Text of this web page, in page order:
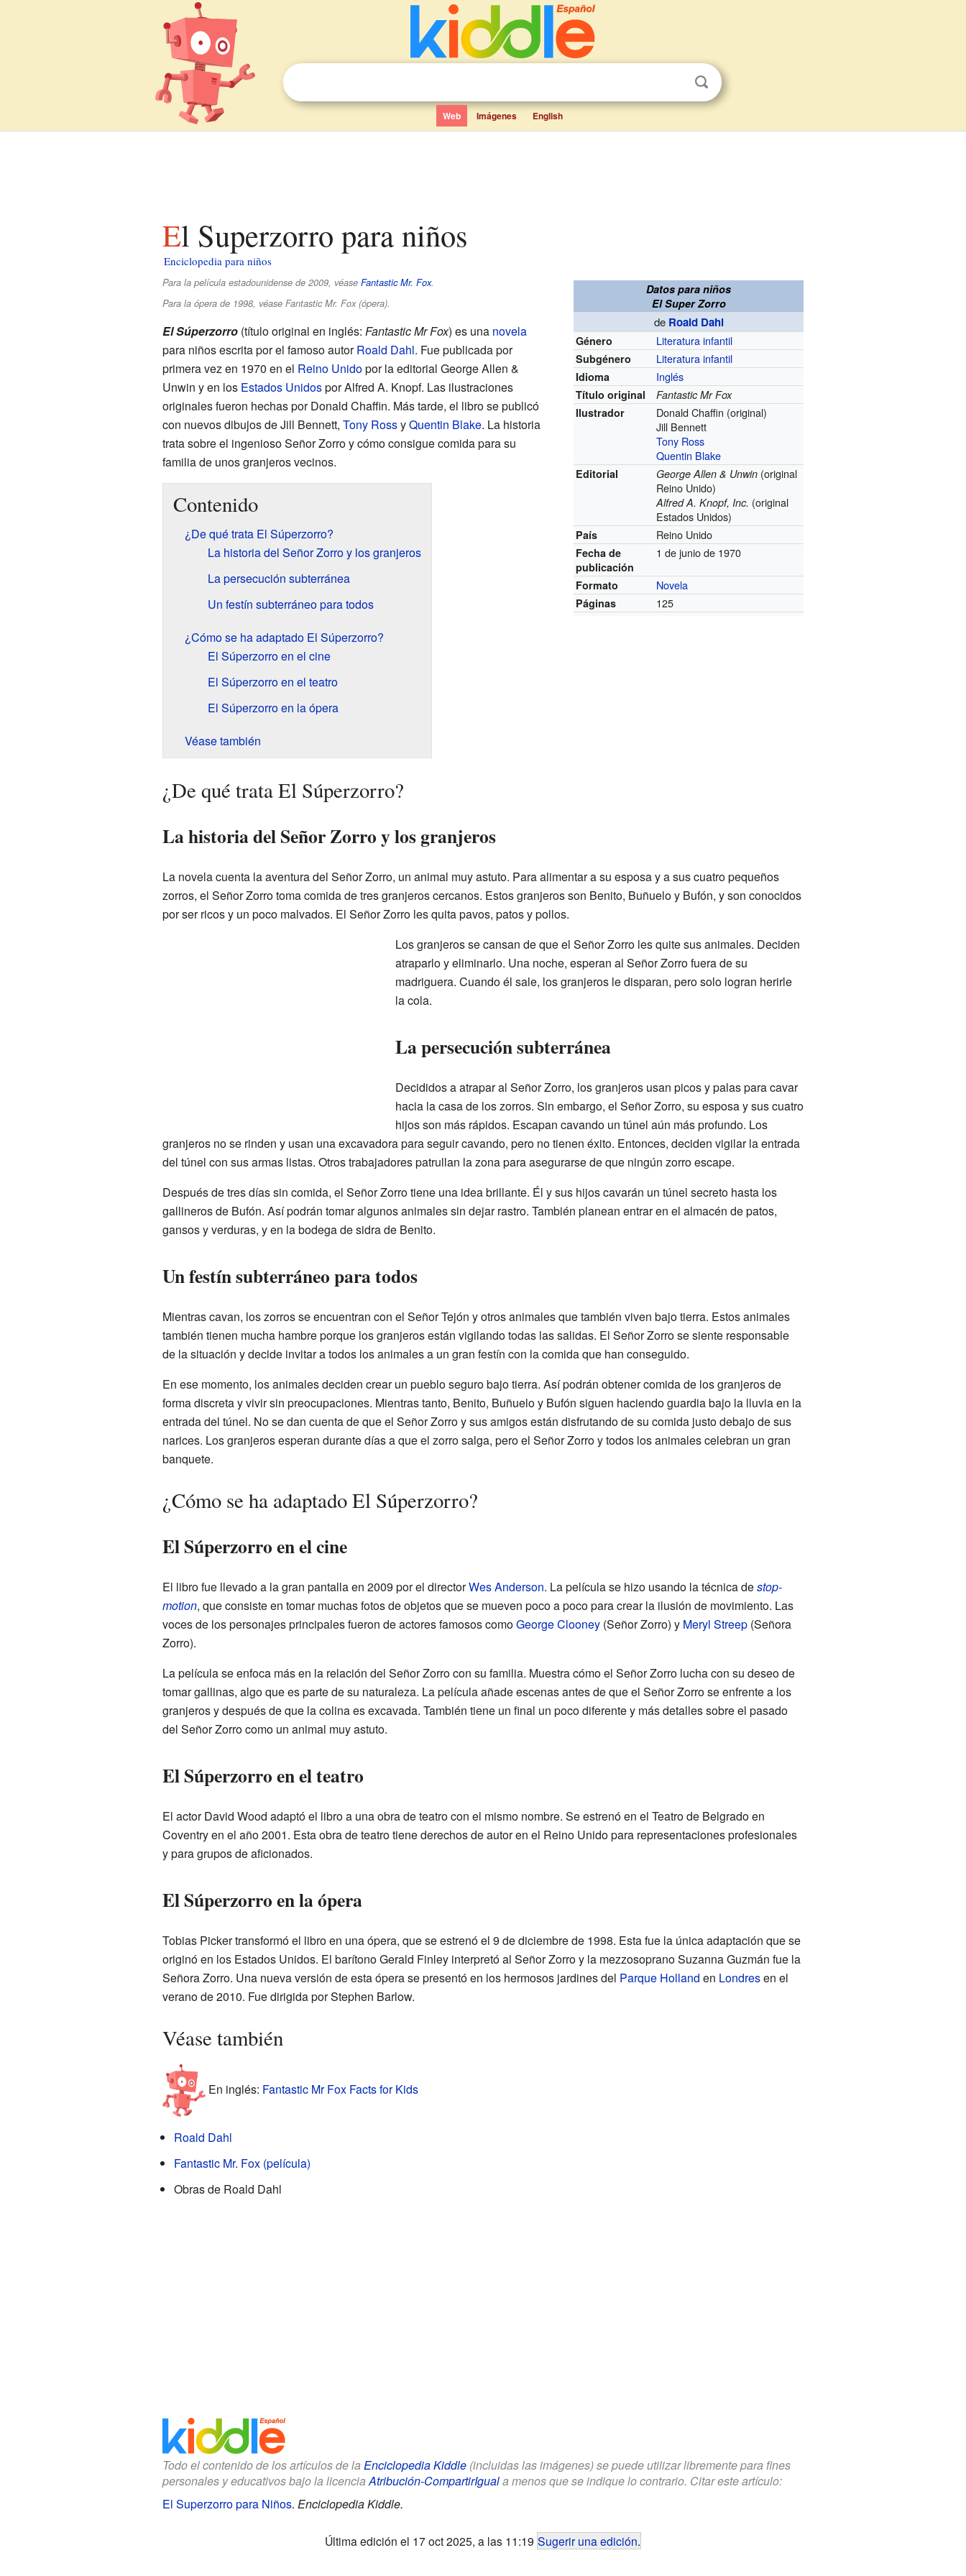
Web Imágenes English
El Superzorro para niños
Enciclopedia para niños
Datos para niños
El Super Zorro
de Roald Dahl
Género Literatura infantil
Subgénero Literatura infantil
Idioma Inglés
Título original
Fantastic Mr Fox
Ilustrador
Donald Chaffin (original)
Jill Bennett
Tony Ross
Quentin Blake
Editorial George Allen & Unwin (original
Reino Unido)
Alfred A. Knopf, Inc. (original
Estados Unidos)
País Reino Unido
Fecha de
publicación
1 de junio de 1970
Formato Novela
Páginas 125
Para la película estadounidense de 2009, véase Fantastic Mr. Fox.
Para la ópera de 1998, véase Fantastic Mr. Fox (ópera).
El Súperzorro(título original en inglés: Fantastic Mr Fox) es una novela
para niños escrita por el famoso autorRoald Dahl. Fue publicada por
primera vez en 1970 en el Reino Unidopor la editorial George Allen &
Unwin y en los Estados Unidospor Alfred A. Knopf. Las ilustraciones
originales fueron hechas por Donald Chaffin. Más tarde, el libro se publicó
con nuevos dibujos de Jill Bennett, Tony RossyQuentin Blake. La historia
trata sobre el ingenioso Señor Zorro y cómo consigue comida para su
familia de unos granjeros vecinos.
Contenido
¿De qué trata El Súperzorro?
La historia del Señor Zorro y los granjeros
La persecución subterránea
Un festín subterráneo para todos
¿Cómo se ha adaptado El Súperzorro?
El Súperzorro en el cine
El Súperzorro en el teatro
El Súperzorro en la ópera
Véase también
¿De qué trata El Súperzorro?
La historia del Señor Zorro y los granjeros
La novela cuenta la aventura del Señor Zorro, un animal muy astuto. Para alimentar a su esposa y a sus cuatro pequeños
zorros, el Señor Zorro toma comida de tres granjeros cercanos. Estos granjeros son Benito, Buñuelo y Bufón, y son conocidos
por ser ricos y un poco malvados. El Señor Zorro les quita pavos, patos y pollos.
Los granjeros se cansan de que el Señor Zorro les quite sus animales. Deciden
atraparlo y eliminarlo. Una noche, esperan al Señor Zorro fuera de su
madriguera. Cuando él sale, los granjeros le disparan, pero solo logran herirle
la cola.
La persecución subterránea
Decididos a atrapar al Señor Zorro, los granjeros usan picos y palas para cavar
hacia la casa de los zorros. Sin embargo, el Señor Zorro, su esposa y sus cuatro
hijos son más rápidos. Escapan cavando un túnel aún más profundo. Los
granjeros no se rinden y usan una excavadora para seguir cavando, pero no tienen éxito. Entonces, deciden vigilar la entrada
del túnel con sus armas listas. Otros trabajadores patrullan la zona para asegurarse de que ningún zorro escape.
Después de tres días sin comida, el Señor Zorro tiene una idea brillante. Él y sus hijos cavarán un túnel secreto hasta los
gallineros de Bufón. Así podrán tomar algunos animales sin dejar rastro. También planean entrar en el almacén de patos,
gansos y verduras, y en la bodega de sidra de Benito.
Un festín subterráneo para todos
Mientras cavan, los zorros se encuentran con el Señor Tejón y otros animales que también viven bajo tierra. Estos animales
también tienen mucha hambre porque los granjeros están vigilando todas las salidas. El Señor Zorro se siente responsable
de la situación y decide invitar a todos los animales a un gran festín con la comida que han conseguido.
En ese momento, los animales deciden crear un pueblo seguro bajo tierra. Así podrán obtener comida de los granjeros de
forma discreta y vivir sin preocupaciones. Mientras tanto, Benito, Buñuelo y Bufón siguen haciendo guardia bajo la lluvia en la
entrada del túnel. No se dan cuenta de que el Señor Zorro y sus amigos están disfrutando de su comida justo debajo de sus
narices. Los granjeros esperan durante días a que el zorro salga, pero el Señor Zorro y todos los animales celebran un gran
banquete.
¿Cómo se ha adaptado El Súperzorro?
El Súperzorro en el cine
El libro fue llevado a la gran pantalla en 2009 por el directorWes Anderson. La película se hizo usando la técnica destop-
motion, que consiste en tomar muchas fotos de objetos que se mueven poco a poco para crear la ilusión de movimiento. Las
voces de los personajes principales fueron de actores famosos comoGeorge Clooney(Señor Zorro) y Meryl Streep(Señora
Zorro).
La película se enfoca más en la relación del Señor Zorro con su familia. Muestra cómo el Señor Zorro lucha con su deseo de
tomar gallinas, algo que es parte de su naturaleza. La película añade escenas antes de que el Señor Zorro se enfrente a los
granjeros y después de que la colina es excavada. También tiene un final un poco diferente y más detalles sobre el pasado
del Señor Zorro como un animal muy astuto.
El Súperzorro en el teatro
El actor David Wood adaptó el libro a una obra de teatro con el mismo nombre. Se estrenó en el Teatro de Belgrado en
Coventry en el año 2001. Esta obra de teatro tiene derechos de autor en el Reino Unido para representaciones profesionales
y para grupos de aficionados.
El Súperzorro en la ópera
Tobias Picker transformó el libro en una ópera, que se estrenó el 9 de diciembre de 1998. Esta fue la única adaptación que se
originó en los Estados Unidos. El barítono Gerald Finley interpretó al Señor Zorro y la mezzosoprano Suzanna Guzmán fue la
Señora Zorro. Una nueva versión de esta ópera se presentó en los hermosos jardines del Parque Holland en Londresen el
verano de 2010. Fue dirigida por Stephen Barlow.
Véase también
En inglés: Fantastic Mr Fox Facts for Kids
Roald Dahl
Fantastic Mr. Fox (película)
Obras de Roald Dahl
Todo el contenido de los artículos de la Enciclopedia Kiddle(incluidas las imágenes) se puede utilizar libremente para fines
personales y educativos bajo la licenciaAtribución-CompartirIguala menos que se indique lo contrario. Citar este artículo:
El Superzorro para Niños. Enciclopedia Kiddle.
Última edición el 17 oct 2025, a las 11:19 Sugerir una edición.